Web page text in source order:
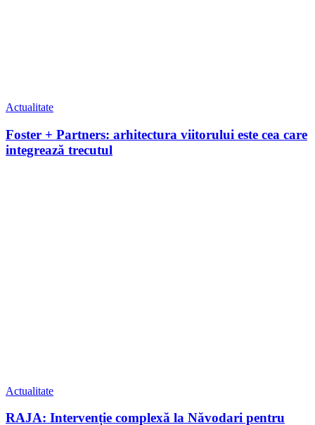
Actualitate
Foster + Partners: arhitectura viitorului este cea care
integrează trecutul
Actualitate
RAJA: Intervenție complexă la Năvodari pentru